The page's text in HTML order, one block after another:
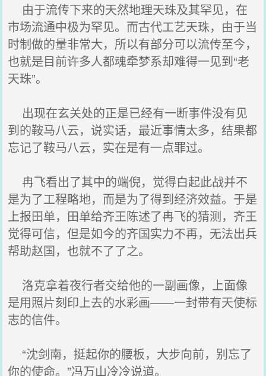
由于流传下来的天然地理天珠及其罕见，在
市场流通中极为罕见。而古代工艺天珠，由于当
时制做的量非常大，所以有部分可以流传至今，
也就是目前许多人都魂牵梦系却难得一见到“老
天珠”。
出现在玄关处的正是已经有一断事件没有见
到的鞍马八云，说实话，最近事情太多，结果都
忘记了鞍马八云，实在是有一点罪过。
冉飞看出了其中的端倪，觉得白起此战并不
是为了工程略地，而是为了得到经济效益。于是
上报田单，田单给齐王陈述了冉飞的猜测，齐王
觉得可信，但是如今的齐国实力不再，无法出兵
帮助赵国，也就不了了之。
洛克拿着夜行者交给他的一副画像，上面像
是用照片刻印上去的水彩画——一封带有天使标
志的信件。
“沈剑南，挺起你的腰板，大步向前，别忘了
你的使命。”冯万山冷冷说道。